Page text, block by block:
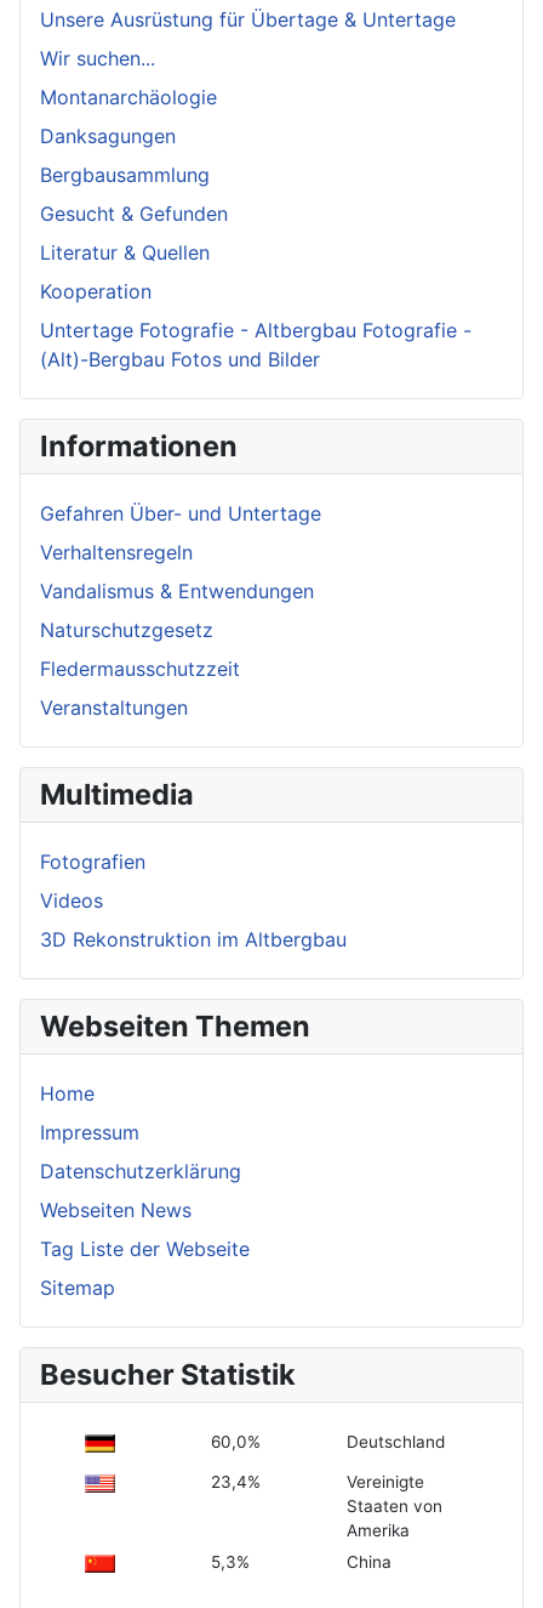
Unsere Ausrüstung für Übertage & Untertage
Wir suchen...
Montanarchäologie
Danksagungen
Bergbausammlung
Gesucht & Gefunden
Literatur & Quellen
Kooperation
Untertage Fotografie - Altbergbau Fotografie -
(Alt)-Bergbau Fotos und Bilder
Informationen
Gefahren Über- und Untertage
Verhaltensregeln
Vandalismus & Entwendungen
Naturschutzgesetz
Fledermausschutzzeit
Veranstaltungen
Multimedia
Fotografien
Videos
3D Rekonstruktion im Altbergbau
Webseiten Themen
Home
Impressum
Datenschutzerklärung
Webseiten News
Tag Liste der Webseite
Sitemap
Besucher Statistik
60,0% Deutschland
23,4%
Vereinigte
Staaten von
Amerika
5,3%
China